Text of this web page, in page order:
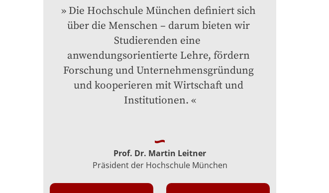
Die Hochschule München definiert sich
über die Menschen – darum bieten wir
Studierenden eine
anwendungsorientierte Lehre, fördern
Forschung und Unternehmensgründung
und kooperieren mit Wirtschaft und
Institutionen.
Prof. Dr. Martin Leitner
Präsident der Hochschule München